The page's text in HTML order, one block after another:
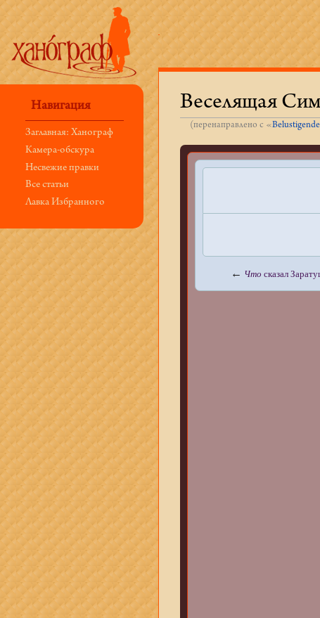
Веселящая
(перенаправлено с «
← Что сказал
Навигация
Заглавная: Ханограф
Камера-обскура
Несвежие правки
Все статьи
Лавка Избранного